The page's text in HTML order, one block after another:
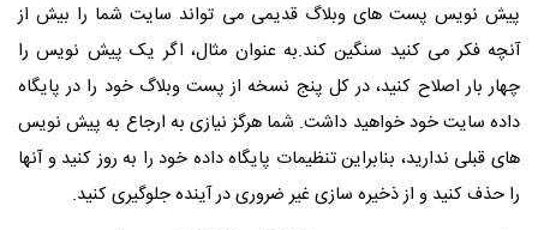
پیش نویس پست های وبلاگ قدیمی می تواند سایت شما را بیش از
آنچه فکر می کنید سنگین کند.به عنوان مثال، اگر یک پیش نویس را
چهار بار اصلاح کنید، در کل پنج نسخه از پست وبلاگ خود را در پایگاه
داده سایت خود خواهید داشت. شما هرگز نیازی به ارجاع به پیش نویس
های قبلی ندارید، بنابراین تنظیمات پایگاه داده خود را به روز کنید و آنها
را حذف کنید و از ذخیره سازی غیر ضروری در آینده جلوگیری کنید.